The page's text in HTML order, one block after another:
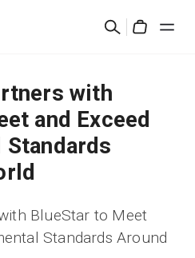
検
with
and Exceed
Standards
BlueStar to Meet
Standards Around